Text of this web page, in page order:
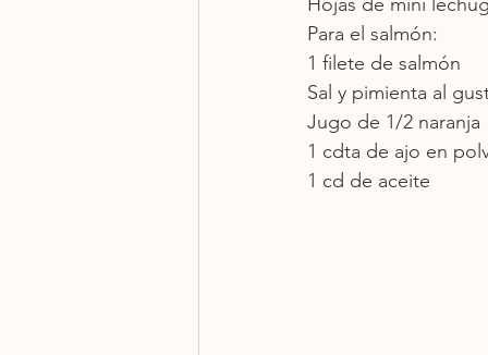
Para el salmón:
1 filete de salmón
Sal y pimienta al
Jugo de 1/2 naranja
1 cdta de ajo en
1 cd de aceite